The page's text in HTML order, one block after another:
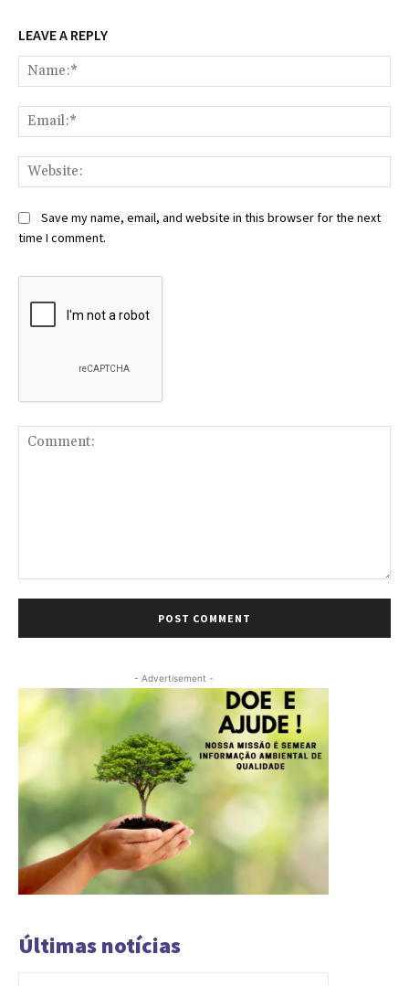
LEAVE A REPLY
Save my name, email, and website in this browser for the next
time I comment.
- Advertisement -
Últimas notícias